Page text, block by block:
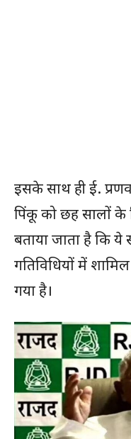
इसके साथ ही ई.
पिंकू को छह सालों के
बताया जाता है कि ये
गतिविधियों में
गया है।